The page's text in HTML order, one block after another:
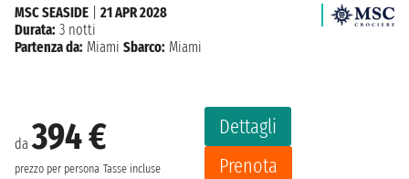
da394 €
prezzo per persona Tasse incluse
Dettagli
Prenota
MSC SEASIDE
21 APR 2028
Durata: 3 notti
Partenza da: Miami Sbarco: Miami